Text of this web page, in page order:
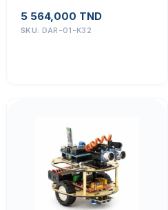
de profondeur Lidar, écran
tactile, prise en charge de
5 564,000 TND
SKU: DAR-01-K32